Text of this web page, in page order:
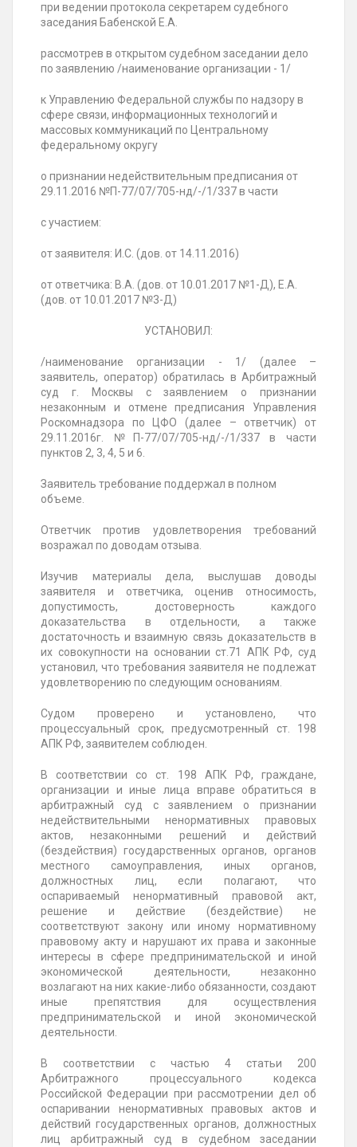
при ведении протокола секретарем судебного
заседания Бабенской Е.А.
рассмотрев в открытом судебном заседании дело
по заявлению /наименование организации - 1/
к Управлению Федеральной службы по надзору в
сфере связи, информационных технологий и
массовых коммуникаций по Центральному
федеральному округу
о признании недействительным предписания от
29.11.2016 №П-77/07/705-нд/-/1/337 в части
с участием:
от заявителя: И.С. (дов. от 14.11.2016)
от ответчика: В.А. (дов. от 10.01.2017 №1-Д), Е.А.
(дов. от 10.01.2017 №3-Д)
УСТАНОВИЛ:
/наименование организации - 1/ (далее –
заявитель, оператор) обратилась в Арбитражный
суд г. Москвы с заявлением о признании
незаконным и отмене предписания Управления
Роскомнадзора по ЦФО (далее – ответчик) от
29.11.2016г. №П-77/07/705-нд/-/1/337 в части
пунктов 2, 3, 4, 5 и 6.
Заявитель требование поддержал в полном
объеме.
Ответчик против удовлетворения требований
возражал по доводам отзыва.
Изучив материалы дела, выслушав доводы
заявителя и ответчика, оценив относимость,
допустимость, достоверность каждого
доказательства в отдельности, а также
достаточность и взаимную связь доказательств в
их совокупности на основании ст.71 АПК РФ, суд
установил, что требования заявителя не подлежат
удовлетворению по следующим основаниям.
Судом проверено и установлено, что
процессуальный срок, предусмотренный ст. 198
АПК РФ, заявителем соблюден.
В соответствии со ст. 198 АПК РФ, граждане,
организации и иные лица вправе обратиться в
арбитражный суд с заявлением о признании
недействительными ненормативных правовых
актов, незаконными решений и действий
(бездействия) государственных органов, органов
местного самоуправления, иных органов,
должностных лиц, если полагают, что
оспариваемый ненормативный правовой акт,
решение и действие (бездействие) не
соответствуют закону или иному нормативному
правовому акту и нарушают их права и законные
интересы в сфере предпринимательской и иной
экономической деятельности, незаконно
возлагают на них какие-либо обязанности, создают
иные препятствия для осуществления
предпринимательской и иной экономической
деятельности.
В соответствии с частью 4 статьи 200
Арбитражного процессуального кодекса
Российской Федерации при рассмотрении дел об
оспаривании ненормативных правовых актов и
действий государственных органов, должностных
лиц арбитражный суд в судебном заседании